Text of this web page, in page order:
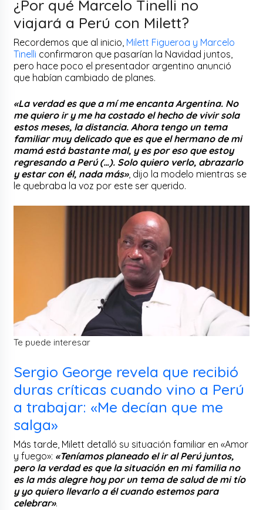
¿Por qué Marcelo Tinelli no
viajará a Perú con Milett?
Recordemos que al inicio, Milett Figueroa y Marcelo
Tinelli confirmaron que pasarían la Navidad juntos,
pero hace poco el presentador argentino anunció
que habían cambiado de planes.
«La verdad es que a mí me encanta Argentina. No
me quiero ir y me ha costado el hecho de vivir sola
estos meses, la distancia. Ahora tengo un tema
familiar muy delicado que es que el hermano de mi
mamá está bastante mal, y es por eso que estoy
regresando a Perú (…). Solo quiero verlo, abrazarlo
y estar con él, nada más», dijo la modelo mientras se
le quebraba la voz por este ser querido.
Te puede interesar
Sergio George revela que recibió
duras críticas cuando vino a Perú
a trabajar: «Me decían que me
salga»
Más tarde, Milett detalló su situación familiar en «Amor
y fuego»: «Teníamos planeado el ir al Perú juntos,
pero la verdad es que la situación en mi familia no
es la más alegre hoy por un tema de salud de mi tío
y yo quiero llevarlo a él cuando estemos para
celebrar».